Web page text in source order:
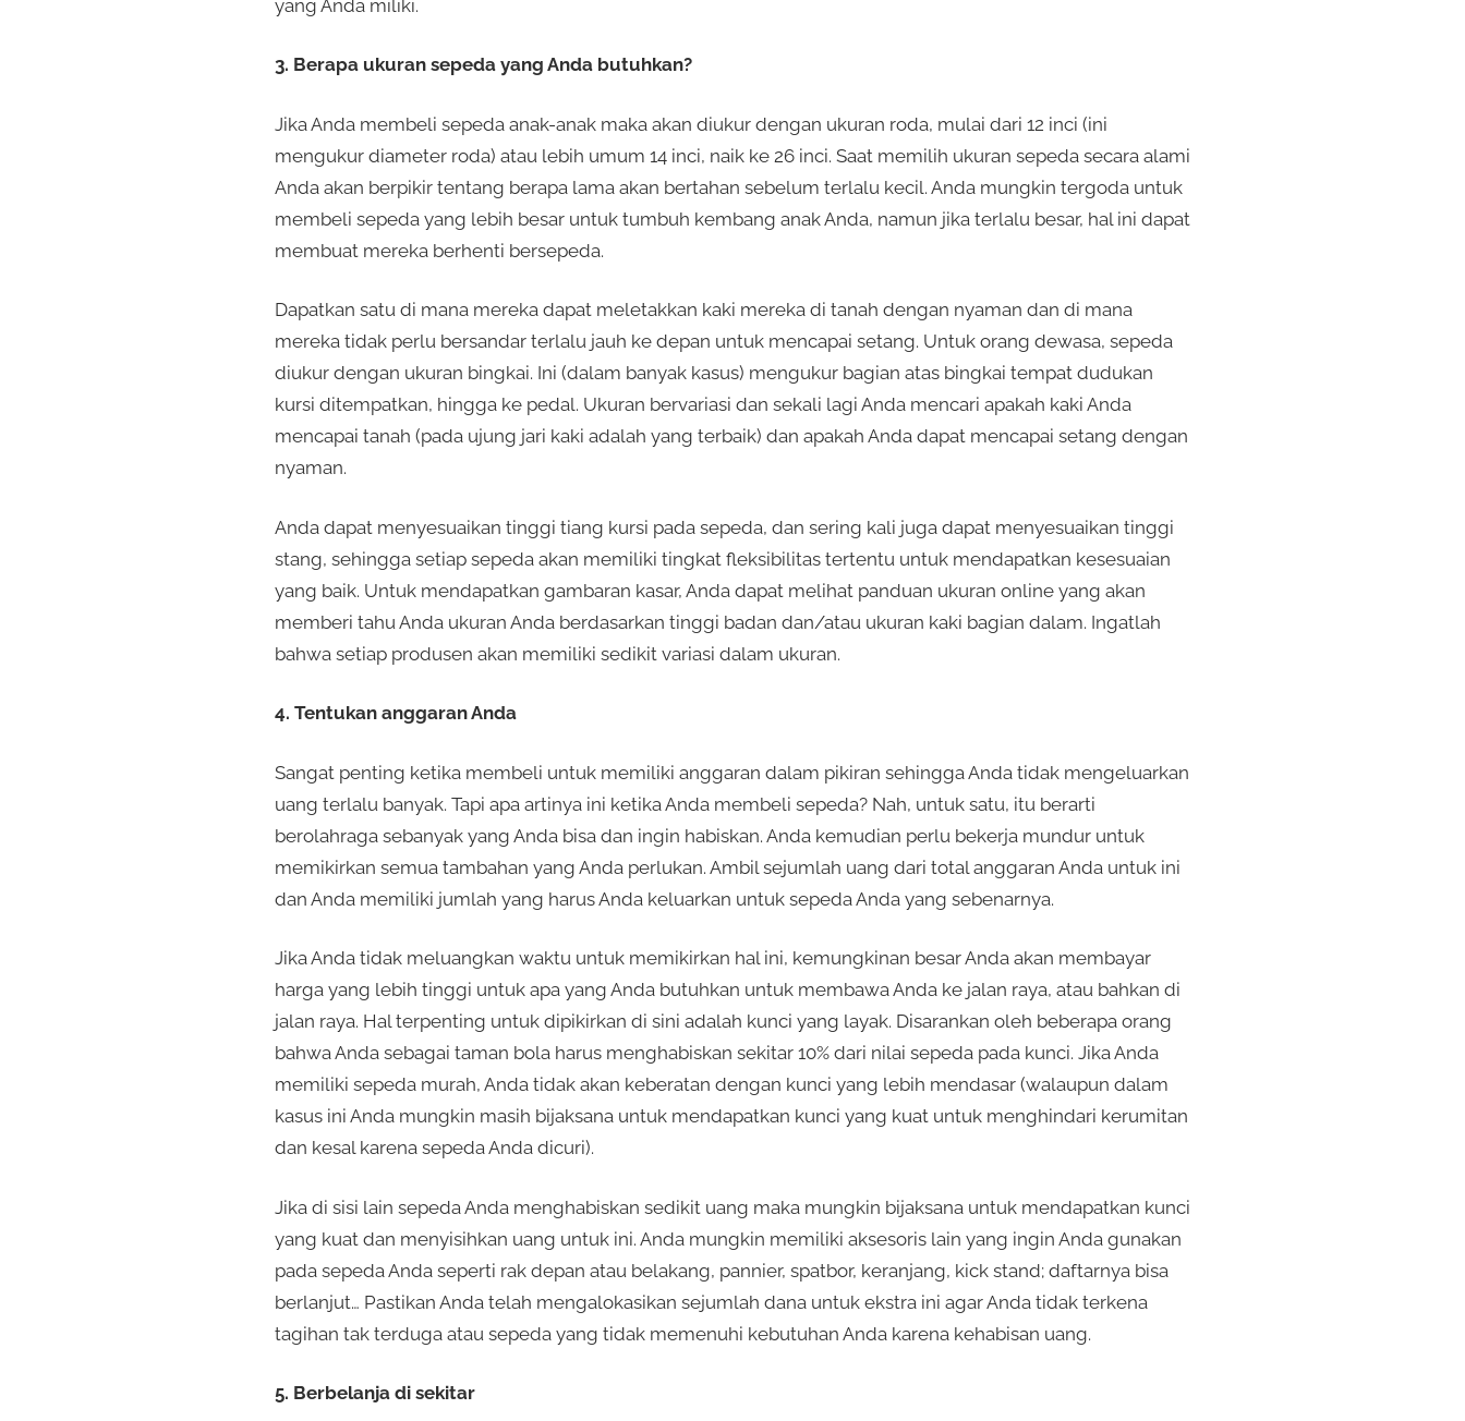
yang Anda miliki.
3. Berapa ukuran sepeda yang Anda butuhkan?
Jika Anda membeli sepeda anak-anak maka akan diukur dengan ukuran roda, mulai dari 12 inci (ini
mengukur diameter roda) atau lebih umum 14 inci, naik ke 26 inci. Saat memilih ukuran sepeda secara alami
Anda akan berpikir tentang berapa lama akan bertahan sebelum terlalu kecil. Anda mungkin tergoda untuk
membeli sepeda yang lebih besar untuk tumbuh kembang anak Anda, namun jika terlalu besar, hal ini dapat
membuat mereka berhenti bersepeda.
Dapatkan satu di mana mereka dapat meletakkan kaki mereka di tanah dengan nyaman dan di mana
mereka tidak perlu bersandar terlalu jauh ke depan untuk mencapai setang. Untuk orang dewasa, sepeda
diukur dengan ukuran bingkai. Ini (dalam banyak kasus) mengukur bagian atas bingkai tempat dudukan
kursi ditempatkan, hingga ke pedal. Ukuran bervariasi dan sekali lagi Anda mencari apakah kaki Anda
mencapai tanah (pada ujung jari kaki adalah yang terbaik) dan apakah Anda dapat mencapai setang dengan
nyaman.
Anda dapat menyesuaikan tinggi tiang kursi pada sepeda, dan sering kali juga dapat menyesuaikan tinggi
stang, sehingga setiap sepeda akan memiliki tingkat fleksibilitas tertentu untuk mendapatkan kesesuaian
yang baik. Untuk mendapatkan gambaran kasar, Anda dapat melihat panduan ukuran online yang akan
memberi tahu Anda ukuran Anda berdasarkan tinggi badan dan/atau ukuran kaki bagian dalam. Ingatlah
bahwa setiap produsen akan memiliki sedikit variasi dalam ukuran.
4. Tentukan anggaran Anda
Sangat penting ketika membeli untuk memiliki anggaran dalam pikiran sehingga Anda tidak mengeluarkan
uang terlalu banyak. Tapi apa artinya ini ketika Anda membeli sepeda? Nah, untuk satu, itu berarti
berolahraga sebanyak yang Anda bisa dan ingin habiskan. Anda kemudian perlu bekerja mundur untuk
memikirkan semua tambahan yang Anda perlukan. Ambil sejumlah uang dari total anggaran Anda untuk ini
dan Anda memiliki jumlah yang harus Anda keluarkan untuk sepeda Anda yang sebenarnya.
Jika Anda tidak meluangkan waktu untuk memikirkan hal ini, kemungkinan besar Anda akan membayar
harga yang lebih tinggi untuk apa yang Anda butuhkan untuk membawa Anda ke jalan raya, atau bahkan di
jalan raya. Hal terpenting untuk dipikirkan di sini adalah kunci yang layak. Disarankan oleh beberapa orang
bahwa Anda sebagai taman bola harus menghabiskan sekitar 10% dari nilai sepeda pada kunci. Jika Anda
memiliki sepeda murah, Anda tidak akan keberatan dengan kunci yang lebih mendasar (walaupun dalam
kasus ini Anda mungkin masih bijaksana untuk mendapatkan kunci yang kuat untuk menghindari kerumitan
dan kesal karena sepeda Anda dicuri).
Jika di sisi lain sepeda Anda menghabiskan sedikit uang maka mungkin bijaksana untuk mendapatkan kunci
yang kuat dan menyisihkan uang untuk ini. Anda mungkin memiliki aksesoris lain yang ingin Anda gunakan
pada sepeda Anda seperti rak depan atau belakang, pannier, spatbor, keranjang, kick stand; daftarnya bisa
berlanjut… Pastikan Anda telah mengalokasikan sejumlah dana untuk ekstra ini agar Anda tidak terkena
tagihan tak terduga atau sepeda yang tidak memenuhi kebutuhan Anda karena kehabisan uang.
5. Berbelanja di sekitar